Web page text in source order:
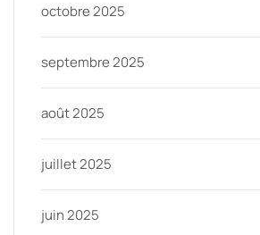
octobre 2025
septembre 2025
août 2025
juillet 2025
juin 2025